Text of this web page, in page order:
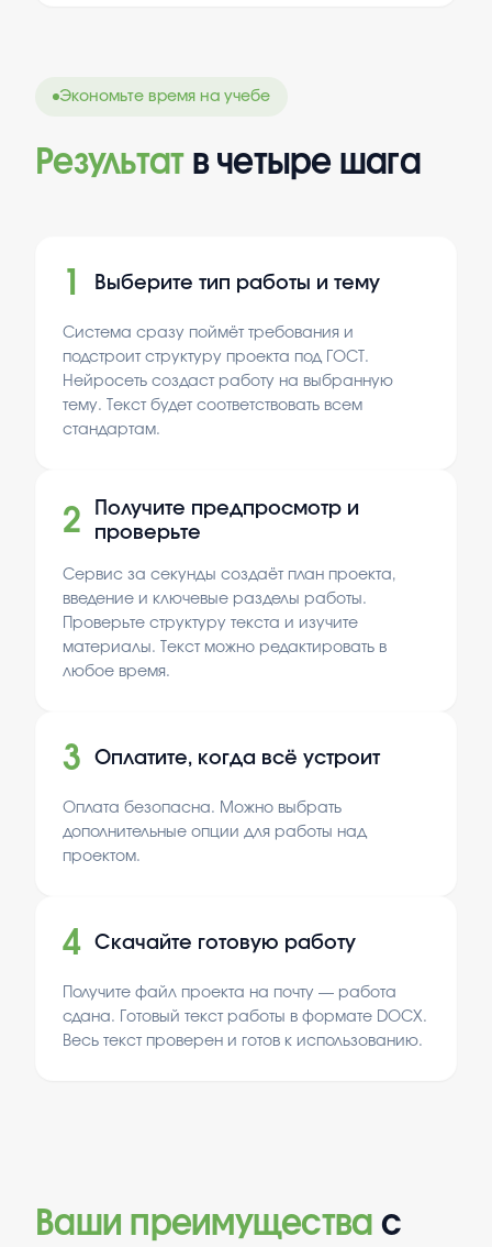
Экономьте время на учебе
Результат в четыре шага
1 Выберите тип работы и тему
Система сразу поймёт требования и
подстроит структуру проекта под ГОСТ.
Нейросеть создаст работу на выбранную
тему. Текст будет соответствовать всем
стандартам.
2
Получите предпросмотр и
проверьте
Сервис за секунды создаёт план проекта,
введение и ключевые разделы работы.
Проверьте структуру текста и изучите
материалы. Текст можно редактировать в
любое время.
3 Оплатите, когда всё устроит
Оплата безопасна. Можно выбрать
дополнительные опции для работы над
проектом.
4 Скачайте готовую работу
Получите файл проекта на почту — работа
сдана. Готовый текст работы в формате DOCX.
Весь текст проверен и готов к использованию.
Ваши преимущества с